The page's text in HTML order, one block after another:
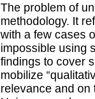
The problem of
methodology. It
with a few cases
impossible using
findings to cover
mobilize
relevance and on